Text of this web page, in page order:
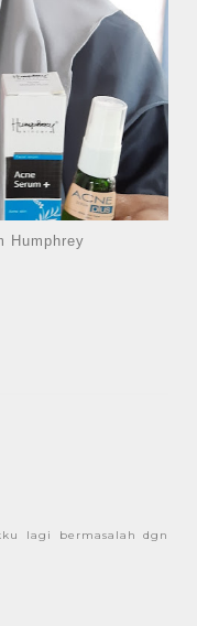
Humphrey
lagi bermasalah dgn